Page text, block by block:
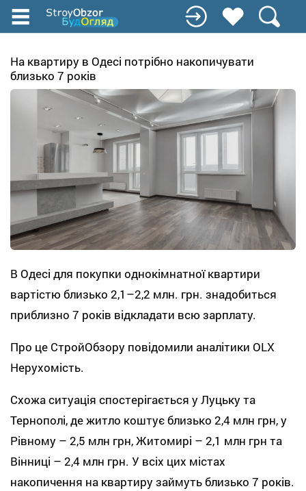
Перейти
до
вмісту
На квартиру в Одесі потрібно накопичувати
близько 7 років
В Одесі для покупки однокімнатної квартири
вартістю близько 2,1–2,2 млн. грн. знадобиться
приблизно 7 років відкладати всю зарплату.
Про це СтройОбзору повідомили аналітики OLX
Нерухомість.
Схожа ситуація спостерігається у Луцьку та
Тернополі, де житло коштує близько 2,4 млн грн, у
Рівному – 2,5 млн грн, Житомирі – 2,1 млн грн та
Вінниці – 2,4 млн грн. У всіх цих містах
накопичення на квартиру займуть близько 7 років.